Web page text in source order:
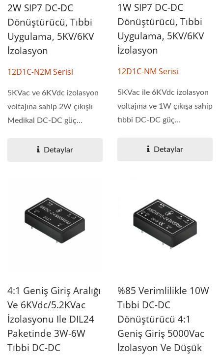
2W SIP7 DC-DC
Dönüştürücü, Tıbbi
Uygulama, 5KV/6KV
İzolasyon
12D1C-N2M Serisi
5KVac ve 6KVdc izolasyon
voltajına sahip 2W çıkışlı
Medikal DC-DC güç
Detaylar
1W SIP7 DC-DC
Dönüştürücü, Tıbbi
Uygulama, 5KV/6KV
İzolasyon
12D1C-NM Serisi
5KVac ile 6KVdc izolasyon
voltajına ve 1W çıkışa sahip
tıbbi DC-DC güç
Detaylar
4:1 Geniş Giriş Aralığı
Ve 6KVdc/5.2KVac
İzolasyonu Ile DIL24
Paketinde 3W-6W
Tıbbi DC-DC
%85 Verimlilikle 10W
Tıbbi DC-DC
Dönüştürücü 4:1
Geniş Giriş 5000Vac
İzolasyon Ve Düşük